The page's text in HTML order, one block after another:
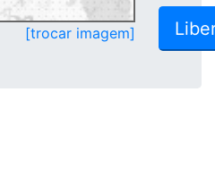
[trocar imagem]